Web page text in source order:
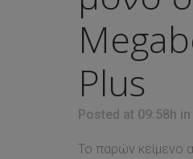
Plus
Posted at 09:58h in
Το παρών κείμενο